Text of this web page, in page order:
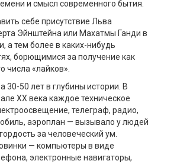
и смысл современного бытия.
себе присутствие Льва
Эйнштейна или Махатмы Ганди в
а тем более в каких-нибудь
борющимися за получение как
числа «лайков».
30-50 лет в глубины истории. В
ХХ века каждое техническое
телеграф, радио,
аэроплан — вызывало у людей
за человеческий ум.
— компьютеры в виде
электронные навигаторы,